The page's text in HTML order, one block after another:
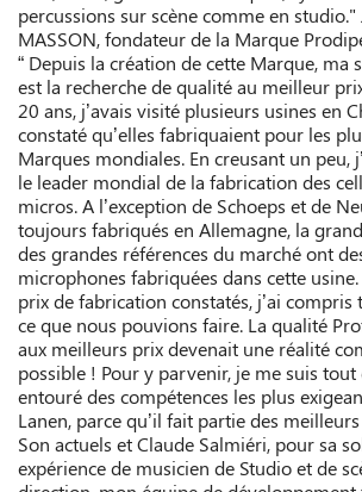
percussions sur scène comme en studio."
MASSON, fondateur de la Marque
“ Depuis la création de cette Marque, ma
est la recherche de qualité au meilleur
20 ans, j’avais visité plusieurs usines en
constaté qu’elles fabriquaient pour les
Marques mondiales. En creusant un peu,
le leader mondial de la fabrication des
micros. A l’exception de Schoeps et de
toujours fabriqués en Allemagne, la
des grandes références du marché ont
microphones fabriquées dans cette
prix de fabrication constatés, j’ai compris
ce que nous pouvions faire. La qualité
aux meilleurs prix devenait une réalité
possible ! Pour y parvenir, je me suis tout
entouré des compétences les plus
Lanen, parce qu’il fait partie des
Son actuels et Claude Salmiéri, pour sa
expérience de musicien de Studio et de